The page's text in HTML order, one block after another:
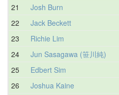
21
Josh Burn
22
Jack Beckett
23
Richie Lim
24
Jun Sasagawa (笹川純)
25
Edbert Sim
26
Joshua Kaine